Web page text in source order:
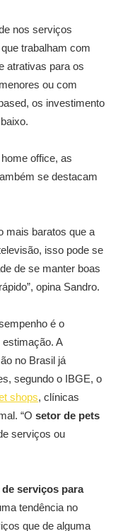
nos serviços
trabalham com
atrativas para os
ou com
os investimento
office, as
se destacam
mais baratos que a
isso pode se
de se manter boas
opina Sandro.
é o
A
no Brasil já
segundo o IBGE, o
shops, clínicas
“O setor de pets
serviços ou
serviços para
tendência no
que de alguma